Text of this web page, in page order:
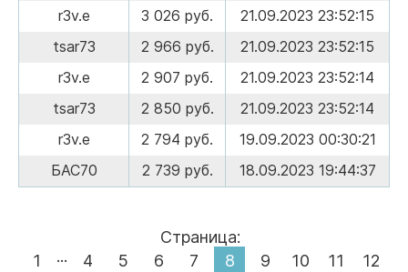
r3v.e
3 026 руб.
21.09.2023 23:52:15
tsar73
2 966 руб.
21.09.2023 23:52:15
r3v.e
2 907 руб.
21.09.2023 23:52:14
tsar73
2 850 руб.
21.09.2023 23:52:14
r3v.e
2 794 руб.
19.09.2023 00:30:21
БАС70
2 739 руб. 18.09.2023 19:44:37
Страница:
1
... 4 5 6 7 8 9 10 11
12